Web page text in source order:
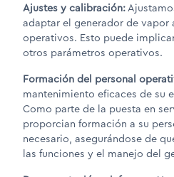
Ajustes y calibración:
adaptar el generador de vapor
operativos. Esto puede
otros parámetros operativos.
Formación del personal
mantenimiento eficaces de su
Como parte de la puesta en
proporcian formación a su
necesario, asegurándose de
las funciones y el manejo del